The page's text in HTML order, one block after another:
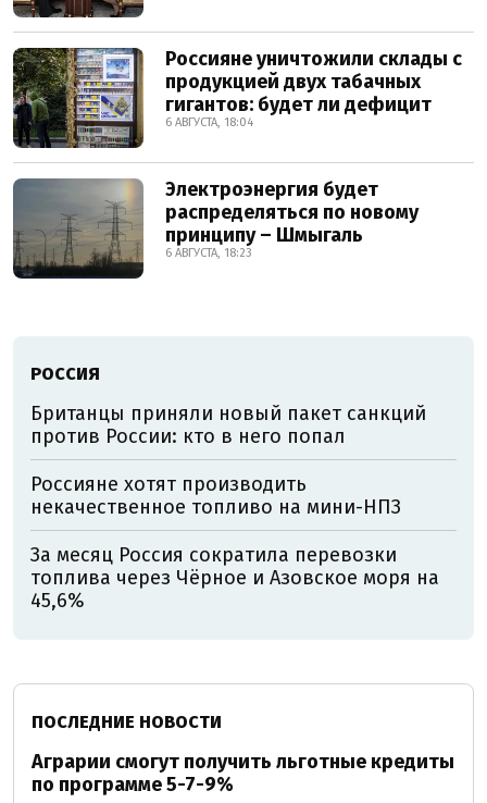
Россияне уничтожили склады с
продукцией двух табачных
гигантов: будет ли дефицит
6 АВГУСТА, 18:04
Электроэнергия будет
распределяться по новому
принципу – Шмыгаль
6 АВГУСТА, 18:23
РОССИЯ
Британцы приняли новый пакет санкций
против России: кто в него попал
Россияне хотят производить
некачественное топливо на мини-НПЗ
За месяц Россия сократила перевозки
топлива через Чёрное и Азовское моря на
45,6%
ПОСЛЕДНИЕ НОВОСТИ
Аграрии смогут получить льготные кредиты
по программе 5-7-9%